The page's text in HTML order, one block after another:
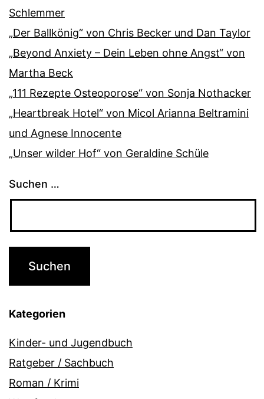
Schlemmer
„Der Ballkönig“ von Chris Becker und Dan Taylor
„Beyond Anxiety – Dein Leben ohne Angst“ von
Martha Beck
„111 Rezepte Osteoporose“ von Sonja Nothacker
„Heartbreak Hotel“ von Micol Arianna Beltramini
und Agnese Innocente
„Unser wilder Hof“ von Geraldine Schüle
Suchen …
Kategorien
Kinder- und Jugendbuch
Ratgeber / Sachbuch
Roman / Krimi